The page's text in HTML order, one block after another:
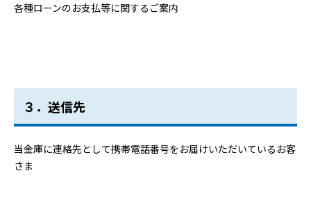
各種ローンのお支払等に関するご案内
３．送信先
当金庫に連絡先として携帯電話番号をお届けいただいているお客
さま